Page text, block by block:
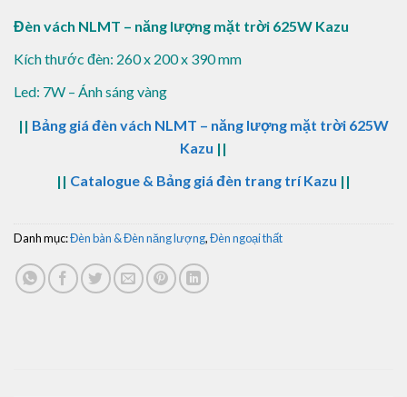
Đèn vách NLMT – năng lượng mặt trời 625W Kazu
Kích thước đèn: 260 x 200 x 390 mm
Led: 7W – Ánh sáng vàng
|| Bảng giá đèn vách NLMT – năng lượng mặt trời 625W
Kazu ||
|| Catalogue & Bảng giá đèn trang trí Kazu ||
Danh mục:Đèn bàn & Đèn năng lượng,Đèn ngoại thất